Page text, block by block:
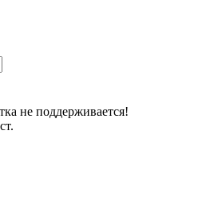
не поддерживается!